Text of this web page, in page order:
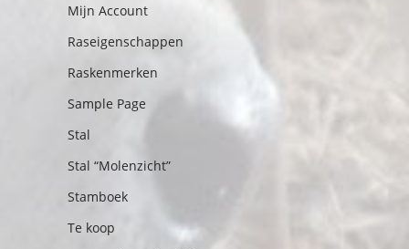
Mijn Account
Raseigenschappen
Raskenmerken
Sample Page
Stal
Stal “Molenzicht”
Stamboek
Te koop